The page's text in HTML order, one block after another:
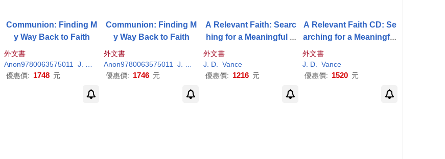
Communion: Finding M
y Way Back to Faith
外文書
Anon9780063575011
J
Vance
優惠價: 1748 元
Communion: Finding M
y Way Back to Faith
外文書
Anon9780063575011
J
Vance
優惠價: 1746 元
A Relevant Faith: Searc
hing for a Meaningful A
merican Christianity
外文書
J
D.
Vance
優惠價: 1216 元
A Relevant Faith CD: Se
arching for a Meaningful
American Chri
外文書
J
D
Vance
優惠價: 1520 元